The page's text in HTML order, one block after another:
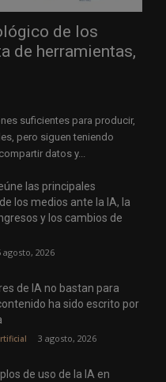
de los
de herramientas,
suficientes para producir,
pero siguen teniendo
datos y...
las principales
los medios ante la IA, la
y los cambios de
agosto, 2026
de IA no bastan para
ha sido escrito por
3 agosto, 2026
de uso de la IA en